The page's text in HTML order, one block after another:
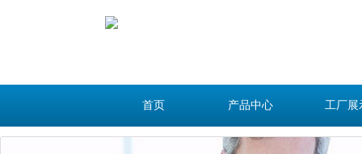
首页 产品中心 工厂展